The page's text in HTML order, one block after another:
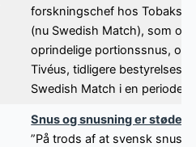
forskningschef hos
(nu Swedish Match), som
oprindelige portionssnus, og
Tivéus, tidligere
Swedish Match i en periode
Snus og snusning er
”På trods af at svensk snus